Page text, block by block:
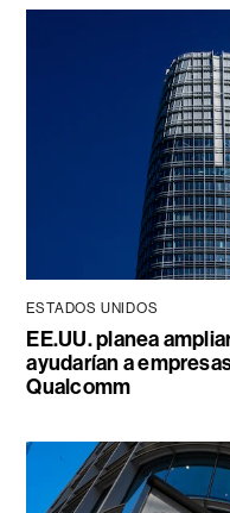
ESTADOS UNIDOS
EE.UU. planea
ayudarían a
Qualcomm